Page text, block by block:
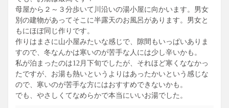
母屋から２～３分歩いて川沿いの湯小屋に向かいます。男女
別の建物があってそこに半露天のお風呂があります。男女と
もにほぼ同じ作りです。
作りはまさに山小屋みたいな感じで、隙間もいっぱいありま
すので、冬なんかは寒いのが苦手な人には少し辛いかも。
私が泊まったのは12月下旬でしたが、それほど寒くななかっ
たですが、お湯も熱いというよりはあったかいという感じな
ので、寒いのが苦手な方にはおすすめできないかも。
でも、やさしくてなめらかで本当にいいお湯でした。